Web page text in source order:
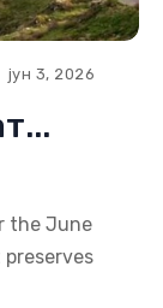
јун 3, 2026
the June